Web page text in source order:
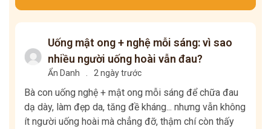
Uống mật ong + nghệ mỗi sáng: vì sao
nhiều người uống hoài vẫn đau?
Ẩn Danh 2 ngày trước
Bà con uống nghệ + mật ong mỗi sáng để chữa đau
dạ dày, làm đẹp da, tăng đề kháng... nhưng vẫn không
ít người uống hoài mà chẳng đỡ, thậm chí còn thấy